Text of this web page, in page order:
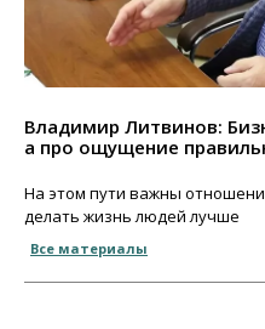
Владимир Литвинов:
а про ощущение
На этом пути важны
делать жизнь людей лучше
Все материалы